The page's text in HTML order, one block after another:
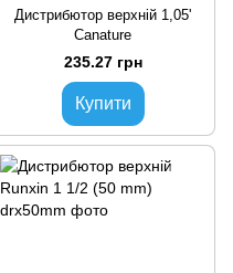
Дистрибютор верхній 1,05'
Canature
235.27 грн
Купити